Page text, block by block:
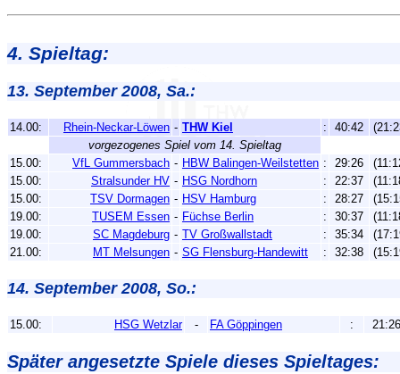
4. Spieltag:
13. September 2008, Sa.:
14.00: Rhein-Neckar-Löwen - THW Kiel : 40:42
vorgezogenes Spiel vom 14. Spieltag
15.00:
VfL Gummersbach - HBW Balingen-Weilstetten : 29:26
15.00:
Stralsunder HV - HSG Nordhorn : 22:37
15.00:
TSV Dormagen - HSV Hamburg : 28:27
19.00:
TUSEM Essen - Füchse Berlin : 30:37
19.00:
SC Magdeburg - TV Großwallstadt : 35:34
21.00:
MT Melsungen - SG Flensburg-Handewitt : 32:38
14. September 2008, So.:
15.00: HSG Wetzlar - FA Göppingen : 21:26
Später angesetzte Spiele dieses Spieltages: